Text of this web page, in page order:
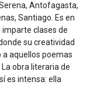
Antofagasta,
Santiago. Es en
imparte clases de
su creatividad
aquellos poemas
obra literaria de
es intensa: ella
debe ser en